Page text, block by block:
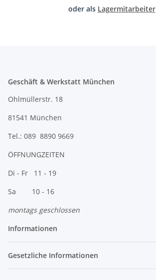
oder als Lagermitarbeiter
Geschäft & Werkstatt München
Ohlmüllerstr. 18
81541 München
Tel.: 089 8890 9669
ÖFFNUNGZEITEN
Di - Fr 11 - 19
Sa 10 - 16
montags geschlossen
Informationen
Gesetzliche Informationen